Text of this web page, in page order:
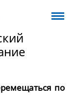
по